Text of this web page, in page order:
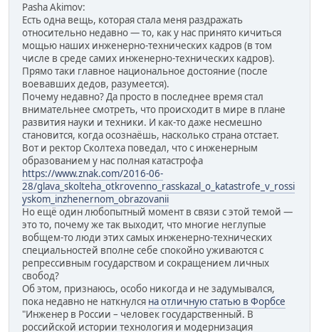
Pasha Akimov:
Есть одна вещь, которая стала меня раздражать
относительно недавно — то, как у нас принято кичиться
мощью наших инженерно-технических кадров (в том
числе в среде самих инженерно-технических кадров).
Прямо таки главное национальное достояние (после
воевавших дедов, разумеется).
Почему недавно? Да просто в последнее время стал
внимательнее смотреть, что происходит в мире в плане
развития науки и техники. И как-то даже несмешно
становится, когда осознаёшь, насколько страна отстает.
Вот и ректор Сколтеха поведал, что с инженерным
образованием у нас полная катастрофа
https://www.znak.com/2016-06-
28/glava_skolteha_otkrovenno_rasskazal_o_katastrofe_v_rossi
yskom_inzhenernom_obrazovanii
Но ещё один любопытный момент в связи с этой темой —
это то, почему же так выходит, что многие неглупые
вобщем-то люди этих самых инженерно-технических
специальностей вполне себе спокойно уживаются с
репрессивным государством и сокращением личных
свобод?
Об этом, признаюсь, особо никогда и не задумывался,
пока недавно не наткнулся на отличную статью в Форбсе
"Инженер в России – человек государственный. В
российской истории технология и модернизация